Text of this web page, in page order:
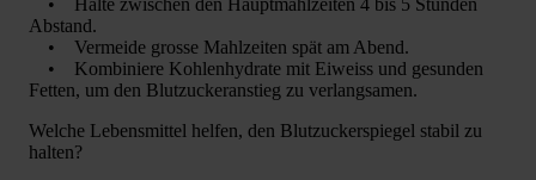
Abstand.
• Vermeide grosse Mahlzeiten spät am Abend.
• Kombiniere Kohlenhydrate mit Eiweiss und gesunden
Fetten, um den Blutzuckeranstieg zu verlangsamen.
Welche Lebensmittel helfen, den Blutzuckerspiegel stabil zu
halten?